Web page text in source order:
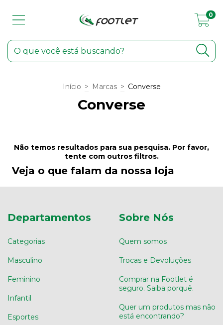
0
Início > Marcas > Converse
Converse
Não temos resultados para sua pesquisa. Por favor,
tente com outros filtros.
Veja o que falam da nossa loja
Departamentos
Categorias
Masculino
Feminino
Infantil
Esportes
Sobre Nós
Quem somos
Trocas e Devoluções
Comprar na Footlet é
seguro. Saiba porquê.
Quer um produtos mas não
está encontrando?